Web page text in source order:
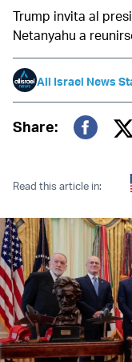
Trump invita al
Netanyahu a
All Israel News
Share:
Read this article in: